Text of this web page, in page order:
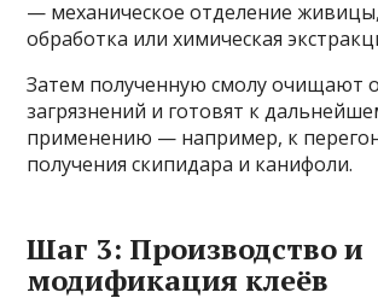
— механическое отделение
обработка или химическая
Затем полученную смолу очищают
загрязнений и готовят к
применению — например, к
получения скипидара и канифоли.
Шаг 3: Производство и
модификация клеёв